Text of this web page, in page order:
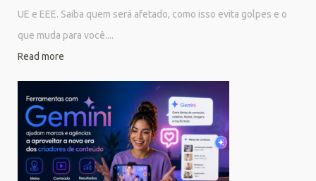
UE e EEE. Saiba quem será afetado, como isso evita golpes e o
que muda para você....
Read more